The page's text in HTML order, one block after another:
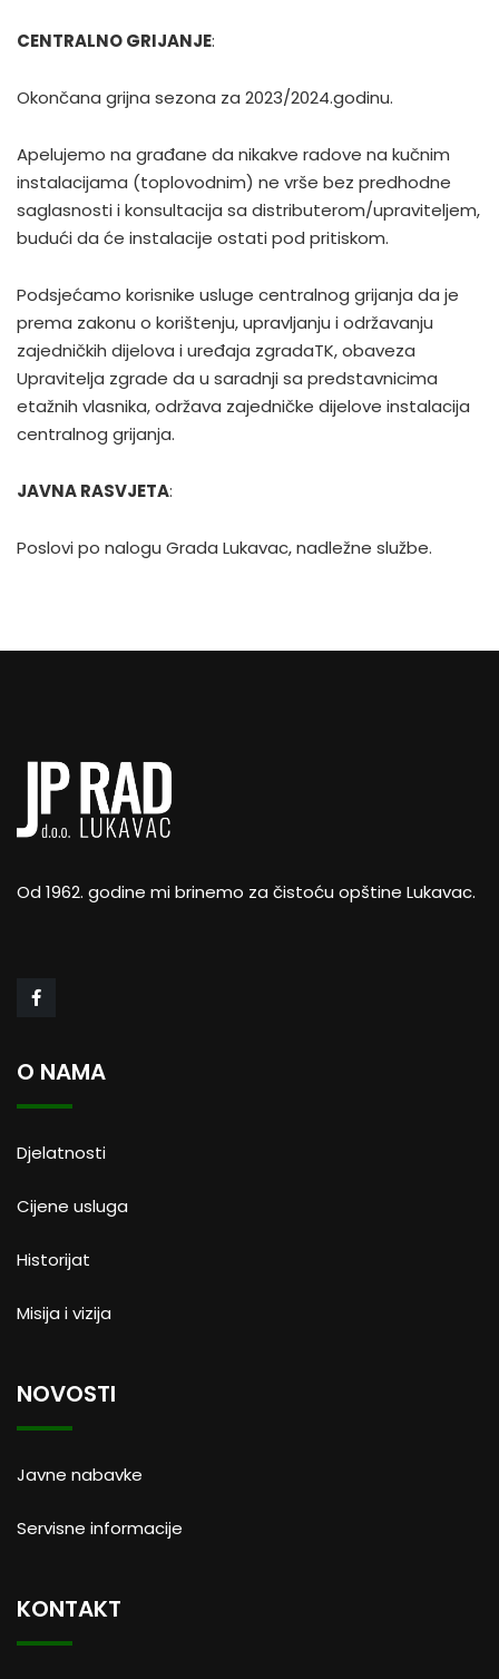
CENTRALNO GRIJANJE:
Okončana grijna sezona za 2023/2024.godinu.
Apelujemo na građane da nikakve radove na kučnim
instalacijama (toplovodnim) ne vrše bez predhodne
saglasnosti i konsultacija sa distributerom/upraviteljem,
budući da će instalacije ostati pod pritiskom.
Podsjećamo korisnike usluge centralnog grijanja da je
prema zakonu o korištenju, upravljanju i održavanju
zajedničkih dijelova i uređaja zgradaTK, obaveza
Upravitelja zgrade da u saradnji sa predstavnicima
etažnih vlasnika, održava zajedničke dijelove instalacija
centralnog grijanja.
JAVNA RASVJETA:
Poslovi po nalogu Grada Lukavac, nadležne službe.
Od 1962. godine mi brinemo za čistoću opštine Lukavac.
O NAMA
Djelatnosti
Cijene usluga
Historijat
Misija i vizija
NOVOSTI
Javne nabavke
Servisne informacije
KONTAKT